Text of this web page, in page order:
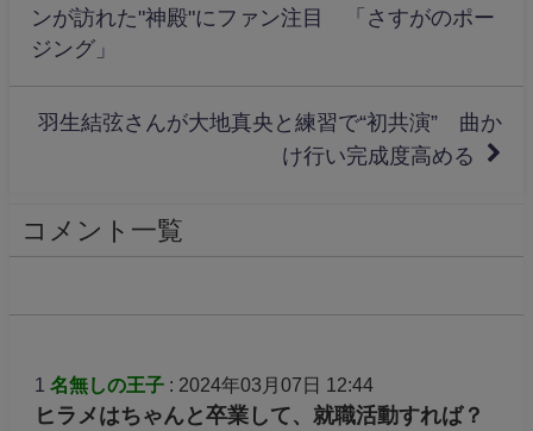
ンが訪れた"神殿"にファン注目 「さすがのポー
ジング」
羽生結弦さんが大地真央と練習で“初共演” 曲か
け行い完成度高める
コメント一覧
1 名無しの王子: 2024年03月07日 12:44
ヒラメはちゃんと卒業して、就職活動すれば？